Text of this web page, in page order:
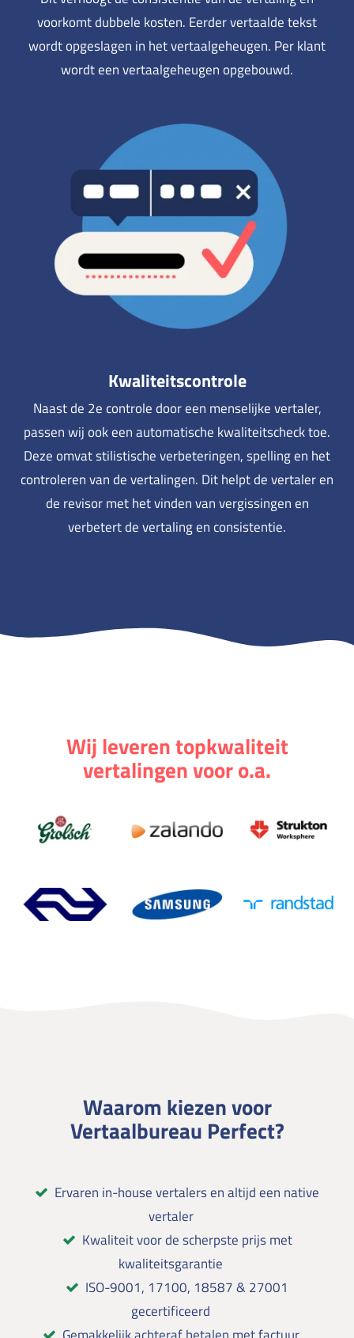
voorkomt dubbele kosten. Eerder vertaalde tekst
wordt opgeslagen in het vertaalgeheugen. Per klant
wordt een vertaalgeheugen opgebouwd.
Kwaliteitscontrole
Naast de 2e controle door een menselijke vertaler,
passen wij ook een automatische kwaliteitscheck toe.
Deze omvat stilistische verbeteringen, spelling en het
controleren van de vertalingen. Dit helpt de vertaler en
de revisor met het vinden van vergissingen en
verbetert de vertaling en consistentie.
Wij leveren topkwaliteit
vertalingen voor o.a.
Waarom kiezen voor
Vertaalbureau Perfect?
Ervaren in-house vertalers en altijd een native
vertaler
Kwaliteit voor de scherpste prijs met
kwaliteitsgarantie
ISO-9001, 17100, 18587 & 27001
gecertificeerd